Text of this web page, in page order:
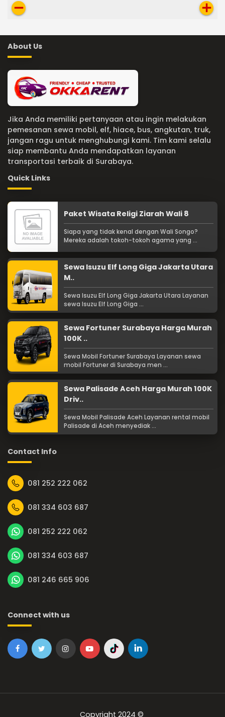
remove add
About Us
Jika Anda memiliki pertanyaan atau ingin melakukan
pemesanan sewa mobil, elf, hiace, bus, angkutan, truk,
jangan ragu untuk menghubungi kami. Tim kami selalu
siap membantu Anda mendapatkan layanan
transportasi terbaik di Surabaya.
Quick Links
Paket Wisata Religi Ziarah Wali 8
Siapa yang tidak kenal dengan Wali Songo?
Mereka adalah tokoh-tokoh agama yang ...
Sewa Isuzu Elf Long Giga Jakarta Utara
M..
Sewa Isuzu Elf Long Giga Jakarta Utara Layanan
sewa Isuzu Elf Long Giga ...
Sewa Fortuner Surabaya Harga Murah
100K ..
Sewa Mobil Fortuner Surabaya Layanan sewa
mobil Fortuner di Surabaya men ...
Sewa Palisade Aceh Harga Murah 100K
Driv..
Sewa Mobil Palisade Aceh Layanan rental mobil
Palisade di Aceh menyediak ...
Contact Info
081 252 222 062
081 334 603 687
081 252 222 062
081 334 603 687
081 246 665 906
Connect with us
Copyright 2024 ©